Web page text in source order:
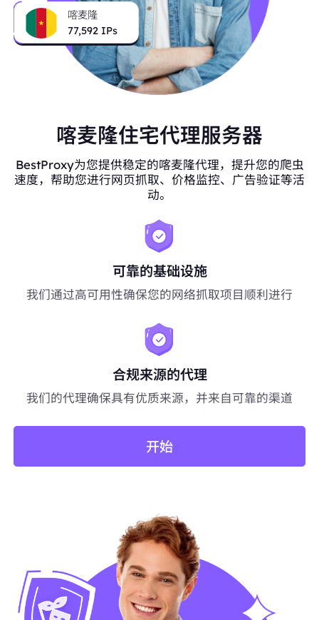
喀麦隆
77,592 IPs
喀麦隆住宅代理服务器
BestProxy为您提供稳定的喀麦隆代理，提升您的爬虫
速度，帮助您进行网页抓取、价格监控、广告验证等活
动。
可靠的基础设施
我们通过高可用性确保您的网络抓取项目顺利进行
合规来源的代理
我们的代理确保具有优质来源，并来自可靠的渠道
开始